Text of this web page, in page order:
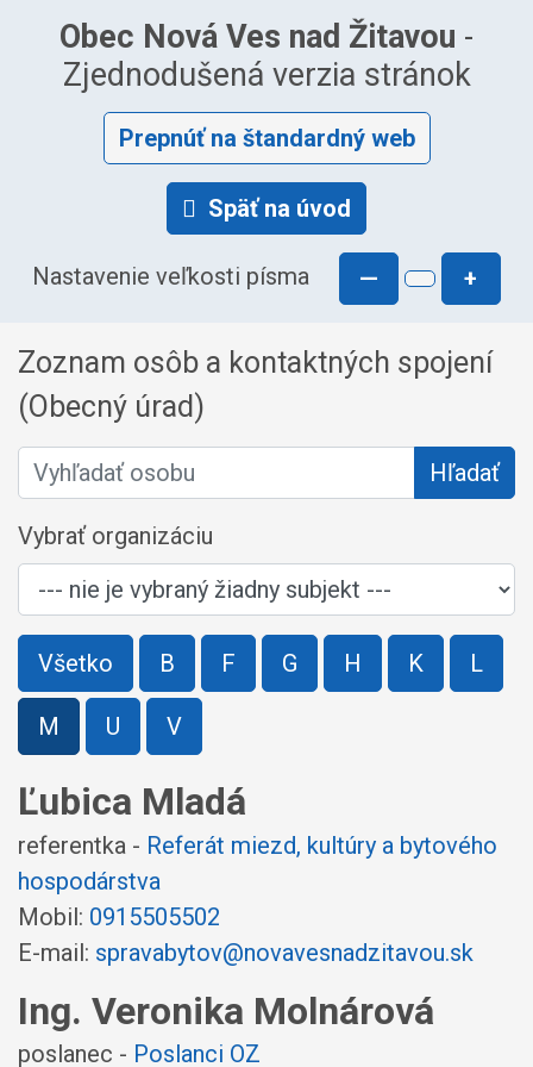
Obec Nová Ves nad Žitavou -
Zjednodušená verzia stránok
Prepnúť na štandardný web
Späť na úvod
Nastavenie veľkosti písma — +
Zoznam osôb a kontaktných spojení
(Obecný úrad)
Vyhľadať osobu Hľadať
Vybrať organizáciu
Všetko B F G H K L
M U V
Ľubica Mladá
referentka - Referát miezd, kultúry a bytového
hospodárstva
Mobil: 0915505502
E-mail: spravabytov@novavesnadzitavou.sk
Ing. Veronika Molnárová
poslanec - Poslanci OZ